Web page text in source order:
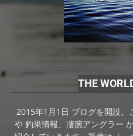
THE
2015年1月1日 ブログを開設。
や 釣果情報、凄腕アングラー